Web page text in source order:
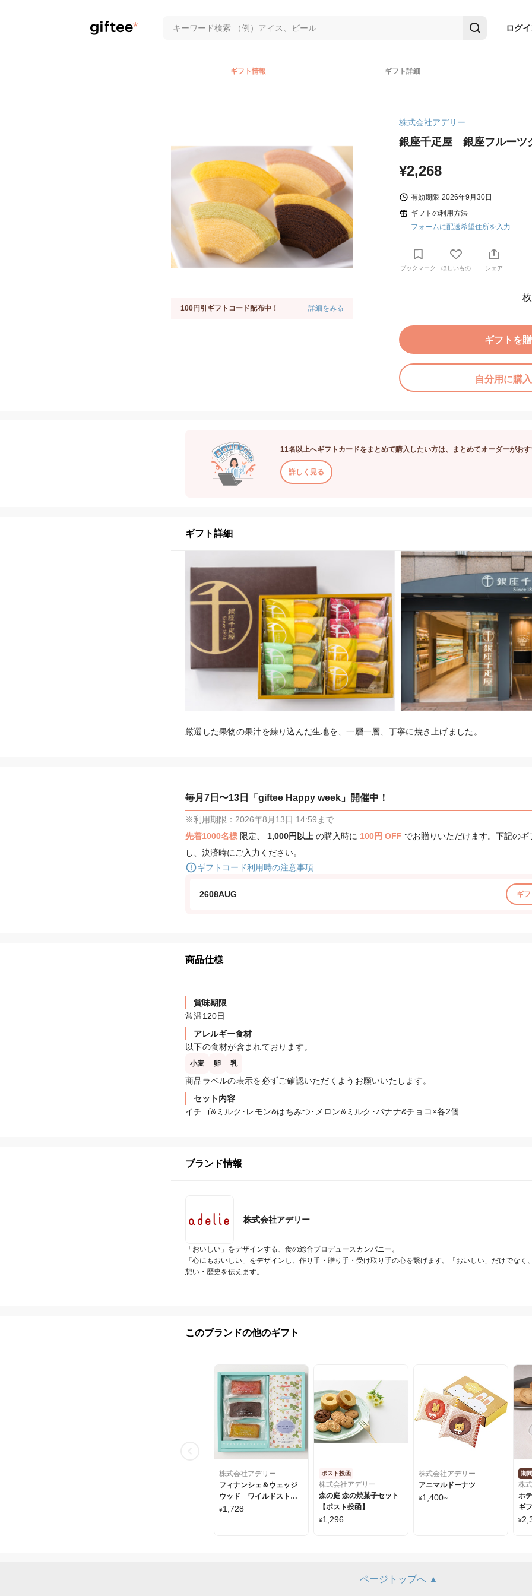
ログ
ギフト情報 ギフト詳細
100円引ギフトコード配布中！ 詳細をみる
株式会社アデリー
銀座千疋屋 銀座フルーツ
¥2,268
有効期限 2026年9月30日
ギフトの利用方法
フォームに配送希望住所を入力
ブックマーク ほしいもの シェア
ギフトを
自分用に購
11名以上へギフトカードをまとめて購入したい方は、まとめてオーダーがおす
詳しく見る
ギフト詳細
厳選した果物の果汁を練り込んだ生地を、一層一層、丁寧に焼き上げました。
毎月7日〜13日「giftee Happy week」開催中！
※利用期限：2026年8月13日 14:59まで
先着1000名様 限定、 1,000円以上 の購入時に 100円 OFF でお贈りいただけます。下記の
し、決済時にご入力ください。
ギフトコード利用時の注意事項
2608AUG ギ
商品仕様
賞味期限
常温120日
アレルギー食材
以下の食材が含まれております。
小麦 卵 乳
商品ラベルの表示を必ずご確認いただくようお願いいたします。
セット内容
イチゴ&ミルク･レモン&はちみつ･メロン&ミルク･バナナ&チョコ×各2個
ブランド情報
株式会社アデリー
「おいしい」をデザインする、食の総合プロデュースカンパニー。
「心にもおいしい」をデザインし、作り手・贈り手・受け取り手の心を繋げます。「おいしい」だけでなく
想い・歴史を伝えます。
このブランドの他のギフト
株式会社アデリー
フィナンシェ＆ウェッジ
ウッド ワイルドストロ
ベリーティーバッグアソ
¥1,728
ポスト投函
株式会社アデリー
森の庭 森の焼菓子セット
【ポスト投函】
¥1,296
株式会社アデリー
アニマルドーナツ
¥1,400~
期
株
ホ
ギ
¥
ページトップへ ▲